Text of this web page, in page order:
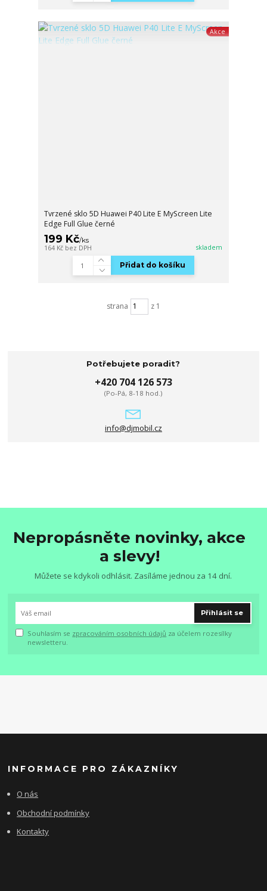
Akce
Tvrzené sklo 5D Huawei P40 Lite E MyScreen Lite
Edge Full Glue černé
199 Kč/ks
164 Kč bez DPH skladem
Přidat do košíku
strana z 1
Potřebujete poradit?
+420 704 126 573
(Po-Pá, 8-18 hod.)
info@djmobil.cz
Nepropásněte novinky, akce
a slevy!
Můžete se kdykoli odhlásit. Zasíláme jednou za 14 dní.
Přihlásit se
Souhlasím se zpracováním osobních údajů za účelem rozesílky
newsletteru.
INFORMACE PRO ZÁKAZNÍKY
O nás
Obchodní podmínky
Kontakty